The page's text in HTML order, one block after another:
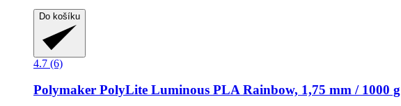
Do košíku
4.7 (6)
Polymaker PolyLite Luminous PLA Rainbow, 1,75 mm / 1000 g